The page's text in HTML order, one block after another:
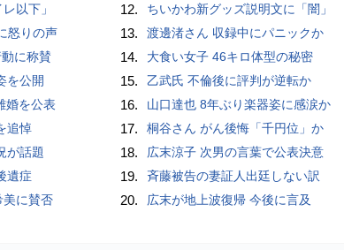
以下」
怒りの声
に称賛
を公開
婚を公表
追悼
が話題
遺症
美に賛否
12. ちいかわ新グッズ説明文に「闇」
13. 渡邊渚さん 収録中にパニックか
14. 大食い女子 46キロ体型の秘密
15. 乙武氏 不倫後に評判が逆転か
16. 山口達也 8年ぶり楽器姿に感涙か
17. 桐谷さん がん後悔「千円位」か
18. 広末涼子 次男の言葉で公表決意
19. 斉藤被告の妻証人出廷しない訳
20. 広末が地上波復帰 今後に言及